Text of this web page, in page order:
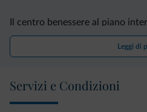
Il centro benessere al piano
palestra, una sauna e una
della struttura, potrete
Ubicata proprio accanto a una
Leggi di
Servizi e Condizioni